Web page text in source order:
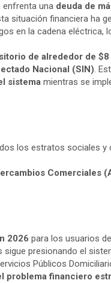
enfrenta una deuda de
situación financiera ha
en la cadena eléctrica,
de alrededor de
Nacional (SIN).
sistema mientras se
los estratos sociales y
Comerciales
2026 para los usuarios
sigue presionando el
Públicos
problema financiero